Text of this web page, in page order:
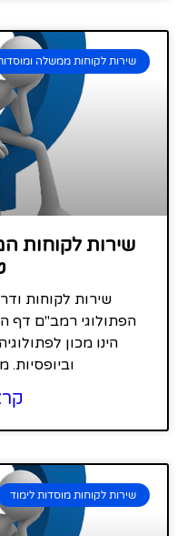
שירות לקוחות ממשלה
שירות לקוחות
שירות לקוחות
הפתולוגי רמב"ם דף
הינו מכון
שירות לקוחות מוסדות לימוד